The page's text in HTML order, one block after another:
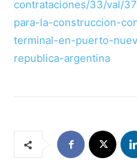
contrataciones/33/val/
para-la-construccion-
terminal-en-puerto-
republica-argentina